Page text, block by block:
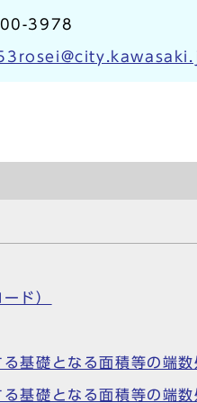
3978
ド）
基礎となる面積等の端
基礎となる面積等の端